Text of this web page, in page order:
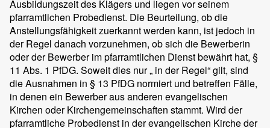
Ausbildungszeit des Klägers und liegen vor seinem
pfarramtlichen Probedienst. Die Beurteilung, ob die
Anstellungsfähigkeit zuerkannt werden kann, ist jedoch in
der Regel danach vorzunehmen, ob sich die Bewerberin
oder der Bewerber im pfarramtlichen Dienst bewährt hat, §
11 Abs. 1 PfDG. Soweit dies nur „ in der Regel“ gilt, sind
die Ausnahmen in § 13 PfDG normiert und betreffen Fälle,
in denen ein Bewerber aus anderen evangelischen
Kirchen oder Kirchengemeinschaften stammt. Wird der
pfarramtliche Probedienst in der evangelischen Kirche der